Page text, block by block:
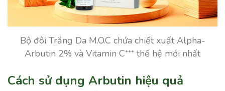
Bộ đôi Trắng Da M.O.C chứa chiết xuất Alpha-
Arbutin 2% và Vitamin C⁺⁺⁺ thế hệ mới nhất
Cách sử dụng Arbutin hiệu quả